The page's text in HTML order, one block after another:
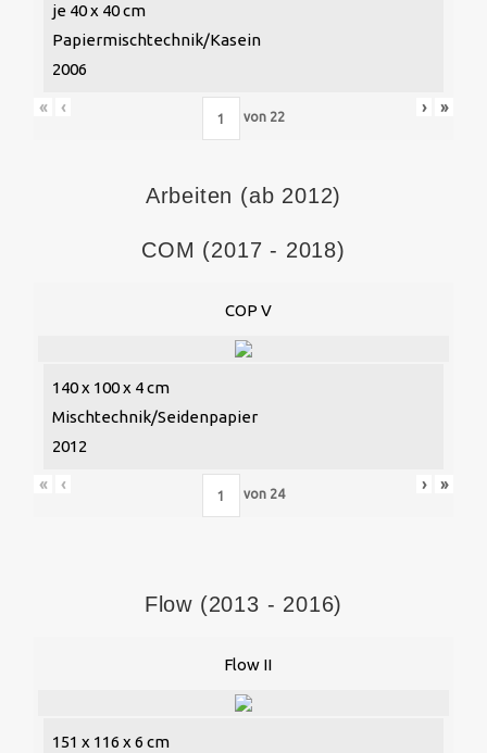
je 40 x 40 cm
Papiermischtechnik/Kasein
2006
« ‹
von 22
› »
Arbeiten (ab 2012)
COM (2017 - 2018)
COP V
140 x 100 x 4 cm
Mischtechnik/Seidenpapier
2012
« ‹
von 24
› »
Flow (2013 - 2016)
Flow II
151 x 116 x 6 cm